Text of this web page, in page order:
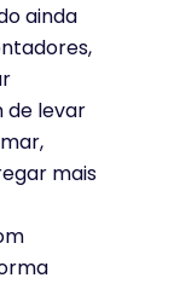
ainda
de levar
mais